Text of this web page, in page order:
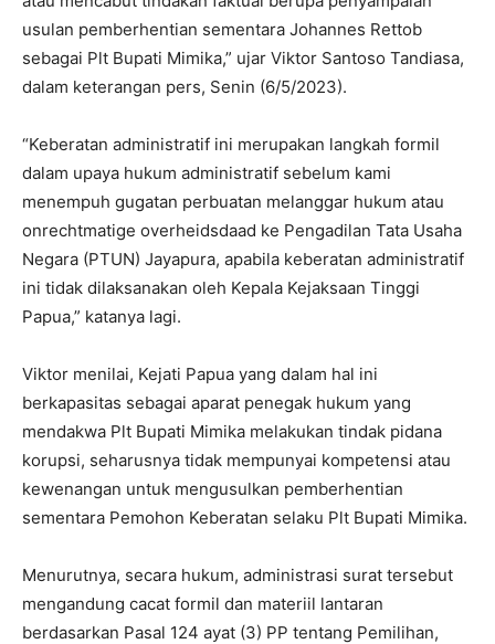
usulan pemberhentian sementara Johannes Rettob
sebagai Plt Bupati Mimika,” ujar Viktor Santoso Tandiasa,
dalam keterangan pers, Senin (6/5/2023).
“Keberatan administratif ini merupakan langkah formil
dalam upaya hukum administratif sebelum kami
menempuh gugatan perbuatan melanggar hukum atau
onrechtmatige overheidsdaad ke Pengadilan Tata Usaha
Negara (PTUN) Jayapura, apabila keberatan administratif
ini tidak dilaksanakan oleh Kepala Kejaksaan Tinggi
Papua,” katanya lagi.
Viktor menilai, Kejati Papua yang dalam hal ini
berkapasitas sebagai aparat penegak hukum yang
mendakwa Plt Bupati Mimika melakukan tindak pidana
korupsi, seharusnya tidak mempunyai kompetensi atau
kewenangan untuk mengusulkan pemberhentian
sementara Pemohon Keberatan selaku Plt Bupati Mimika.
Menurutnya, secara hukum, administrasi surat tersebut
mengandung cacat formil dan materiil lantaran
berdasarkan Pasal 124 ayat (3) PP tentang Pemilihan,